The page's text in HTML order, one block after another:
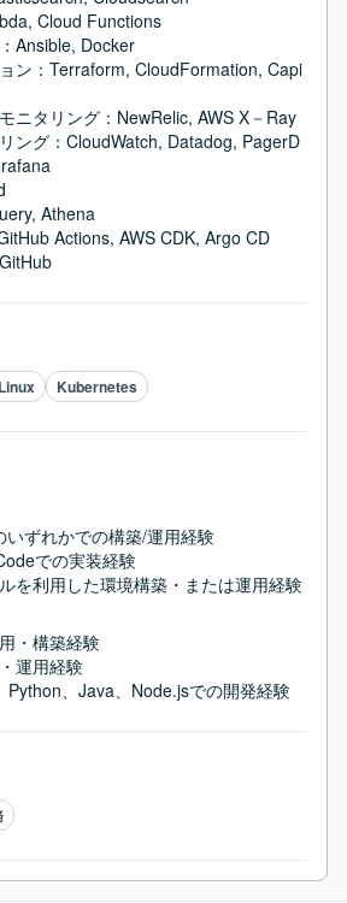
Cloud Functions
Ansible, Docker
ン：Terraform, CloudFormation, Capi
ニタリング：NewRelic, AWS X－Ray
ング：CloudWatch, Datadog, PagerD
Athena
Actions, AWS CDK, Argo CD
Linux Kubernetes
いずれかでの構築/運用経験
での実装経験
を利用した環境構築・または運用経験
・構築経験
運用経験
Python、Java、Node.jsでの開発経験